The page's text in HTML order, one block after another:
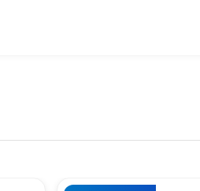
Kokteyl Seti Fiyatı